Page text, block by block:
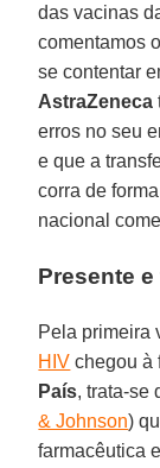
das vacinas
comentamos
se contentar
AstraZeneca
erros no seu
e que a
corra de
nacional
Presente
Pela primeira
HIV chegou à
País, trata-se
& Johnson)
farmacêutica